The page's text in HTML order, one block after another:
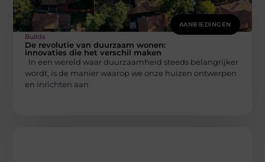
AANBIEDINGEN
Builds
De revolutie van duurzaam wonen:
innovaties die het verschil maken
In een wereld waar duurzaamheid steeds belangrijker
wordt, is de manier waarop we onze huizen ontwerpen
en inrichten aan